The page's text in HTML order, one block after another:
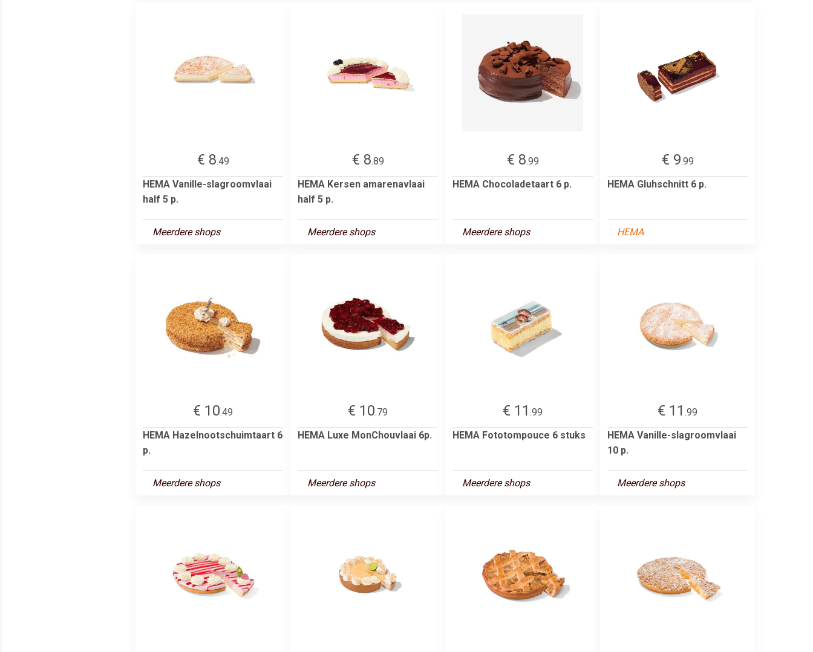
€ 8.49
HEMA Vanille-slagroomvlaai
half 5 p.
Meerdere shops
€ 8.89
HEMA Kersen amarenavlaai
half 5 p.
Meerdere shops
€ 8.99
HEMA Chocoladetaart 6 p.
Meerdere shops
€ 9.99
HEMA Gluhschnitt 6 p.
HEMA
€ 10.49
HEMA Hazelnootschuimtaart 6
p.
Meerdere shops
€ 10.79
HEMA Luxe MonChouvlaai 6p.
Meerdere shops
€ 11 .99
HEMA Fototompouce 6 stuks
Meerdere shops
€ 11 .99
HEMA Vanille-slagroomvlaai
10 p.
Meerdere shops